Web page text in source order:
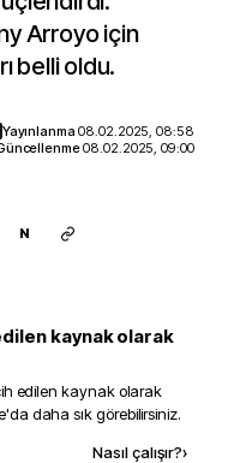
Arroyo için
belli oldu.
Yayınlanma08.02.2025, 08:58
08.02.2025, 09:00
N
kaynak olarak
edilen kaynak olarak
daha sık görebilirsiniz.
Nasıl çalışır?›